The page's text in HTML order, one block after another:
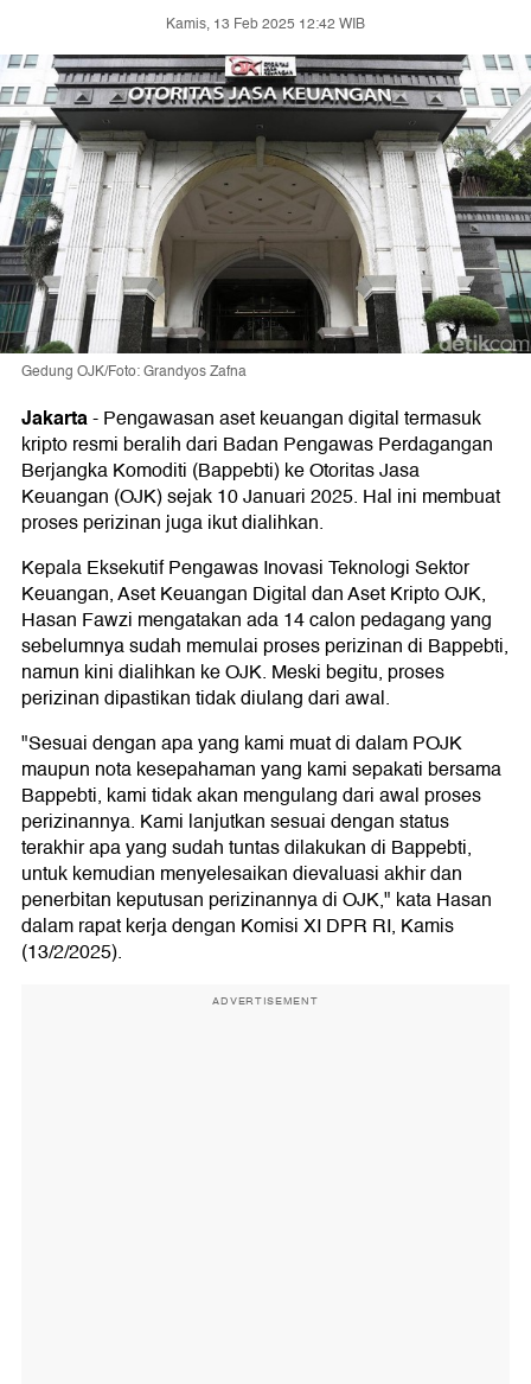
Kamis, 13 Feb 2025 12:42 WIB
Gedung OJK/Foto: Grandyos Zafna
Jakarta-Pengawasan aset keuangan digital termasuk
kripto resmi beralih dari Badan Pengawas Perdagangan
Berjangka Komoditi (Bappebti) ke Otoritas Jasa
Keuangan (OJK) sejak 10 Januari 2025. Hal ini membuat
proses perizinan juga ikut dialihkan.
Kepala Eksekutif Pengawas Inovasi Teknologi Sektor
Keuangan, Aset Keuangan Digital dan Aset Kripto OJK,
Hasan Fawzi mengatakan ada 14 calon pedagang yang
sebelumnya sudah memulai proses perizinan di Bappebti,
namun kini dialihkan ke OJK. Meski begitu, proses
perizinan dipastikan tidak diulang dari awal.
"Sesuai dengan apa yang kami muat di dalam POJK
maupun nota kesepahaman yang kami sepakati bersama
Bappebti, kami tidak akan mengulang dari awal proses
perizinannya. Kami lanjutkan sesuai dengan status
terakhir apa yang sudah tuntas dilakukan di Bappebti,
untuk kemudian menyelesaikan dievaluasi akhir dan
penerbitan keputusan perizinannya di OJK," kata Hasan
dalam rapat kerja dengan Komisi XI DPR RI, Kamis
(13/2/2025).
ADVERTISEMENT